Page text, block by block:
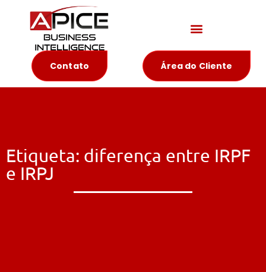
Contato Área do Cliente
Etiqueta: diferença entre IRPF
e IRPJ